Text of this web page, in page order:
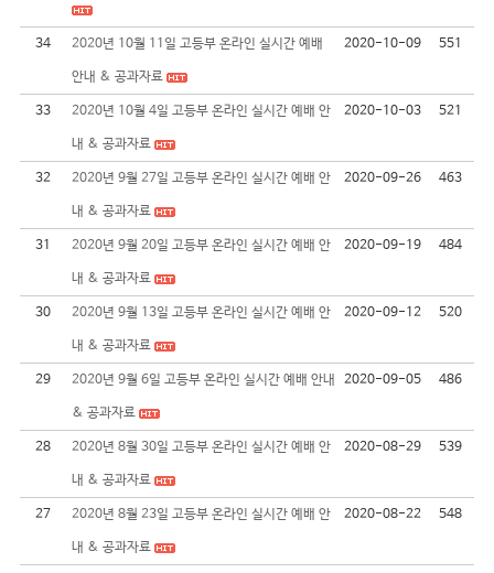
34 2020년 10월 11일 고등부 온라인 실시간 예배
안내 & 공과자료
2020-10-09 551
33 2020년 10월 4일 고등부 온라인 실시간 예배 안
내 & 공과자료
2020-10-03 521
32 2020년 9월 27일 고등부 온라인 실시간 예배 안
내 & 공과자료
2020-09-26 463
31 2020년 9월 20일 고등부 온라인 실시간 예배 안
내 & 공과자료
2020-09-19 484
30 2020년 9월 13일 고등부 온라인 실시간 예배 안
내 & 공과자료
2020-09-12 520
29 2020년 9월 6일 고등부 온라인 실시간 예배 안내
& 공과자료
2020-09-05 486
28 2020년 8월 30일 고등부 온라인 실시간 예배 안
내 & 공과자료
2020-08-29 539
27 2020년 8월 23일 고등부 온라인 실시간 예배 안
내 & 공과자료
2020-08-22 548